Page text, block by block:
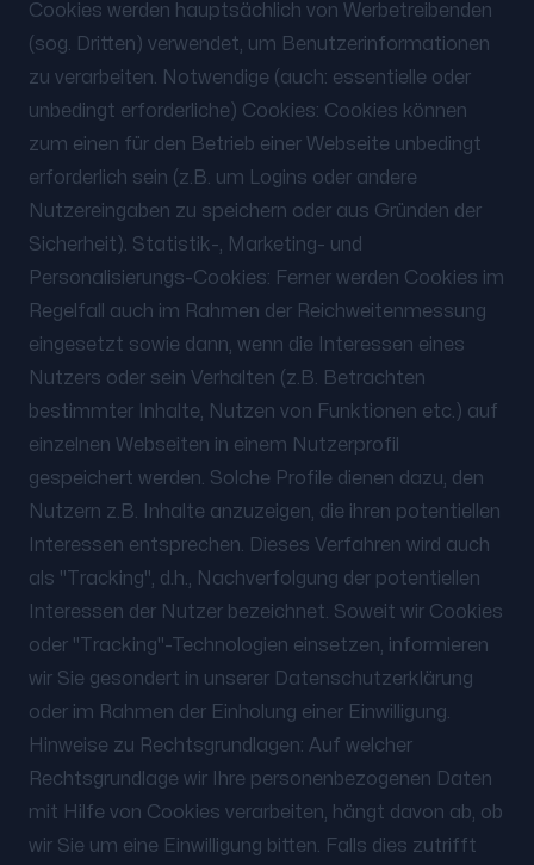
Cookies werden hauptsächlich von Werbetreibenden
(sog. Dritten) verwendet, um Benutzerinformationen
zu verarbeiten. Notwendige (auch: essentielle oder
unbedingt erforderliche) Cookies: Cookies können
zum einen für den Betrieb einer Webseite unbedingt
erforderlich sein (z.B. um Logins oder andere
Nutzereingaben zu speichern oder aus Gründen der
Sicherheit). Statistik-, Marketing- und
Personalisierungs-Cookies: Ferner werden Cookies im
Regelfall auch im Rahmen der Reichweitenmessung
eingesetzt sowie dann, wenn die Interessen eines
Nutzers oder sein Verhalten (z.B. Betrachten
bestimmter Inhalte, Nutzen von Funktionen etc.) auf
einzelnen Webseiten in einem Nutzerprofil
gespeichert werden. Solche Profile dienen dazu, den
Nutzern z.B. Inhalte anzuzeigen, die ihren potentiellen
Interessen entsprechen. Dieses Verfahren wird auch
als "Tracking", d.h., Nachverfolgung der potentiellen
Interessen der Nutzer bezeichnet. Soweit wir Cookies
oder "Tracking"-Technologien einsetzen, informieren
wir Sie gesondert in unserer Datenschutzerklärung
oder im Rahmen der Einholung einer Einwilligung.
Hinweise zu Rechtsgrundlagen: Auf welcher
Rechtsgrundlage wir Ihre personenbezogenen Daten
mit Hilfe von Cookies verarbeiten, hängt davon ab, ob
wir Sie um eine Einwilligung bitten. Falls dies zutrifft